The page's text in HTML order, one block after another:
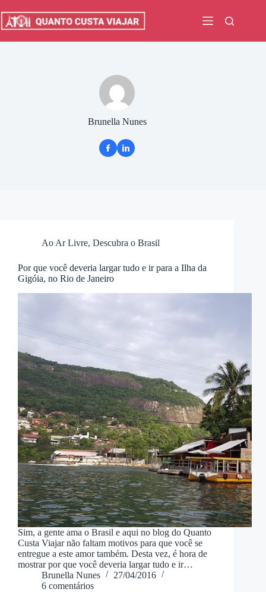
para
Brunella Nunes
Ao Ar Livre, Descubra o Brasil
Por que você deveria largar tudo e ir para a Ilha da
Gigóia, no Rio de Janeiro
Sim, a gente ama o Brasil e aqui no blog do Quanto
Custa Viajar não faltam motivos para que você se
entregue a este amor também. Desta vez, é hora de
mostrar por que você deveria largar tudo e ir…
Brunella Nunes
27/04/2016
6 comentários